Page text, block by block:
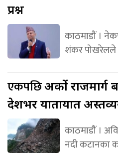
प्रश्न
काठमाडौं ।
शंकर पोखरेलले
एकपछिअर्को राजमार्ग
देशभर यातायात
काठमाडौं ।
नदी कटानका